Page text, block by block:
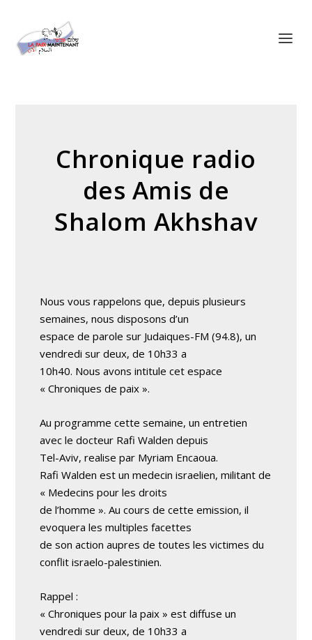
Chronique radio
des Amis de
Shalom Akhshav
Nous vous rappelons que, depuis plusieurs
semaines, nous disposons d’un
espace de parole sur Judaiques-FM (94.8), un
vendredi sur deux, de 10h33 a
10h40. Nous avons intitule cet espace
« Chroniques de paix ».
Au programme cette semaine, un entretien
avec le docteur Rafi Walden depuis
Tel-Aviv, realise par Myriam Encaoua.
Rafi Walden est un medecin israelien, militant de
« Medecins pour les droits
de l’homme ». Au cours de cette emission, il
evoquera les multiples facettes
de son action aupres de toutes les victimes du
conflit israelo-palestinien.
Rappel :
« Chroniques pour la paix » est diffuse un
vendredi sur deux, de 10h33 a